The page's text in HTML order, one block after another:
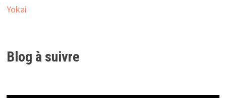
Yokai
Blog à suivre